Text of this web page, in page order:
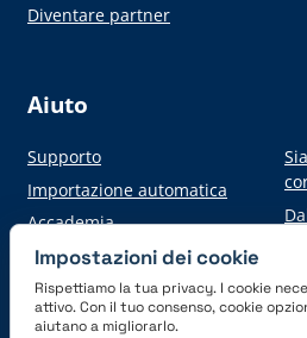
Diventare partner
Aiuto
Supporto
Importazione automatica
Accademia
Scarica l'applicazione
Impostazioni dei cookie
Rispettiamo la tua privacy. I cookie
attivo. Con il tuo consenso, cookie
aiutano a migliorarlo.